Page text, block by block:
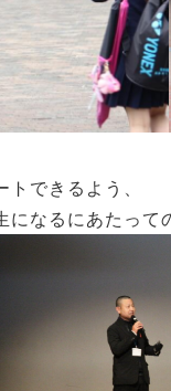
できるよう、
なるにあたって